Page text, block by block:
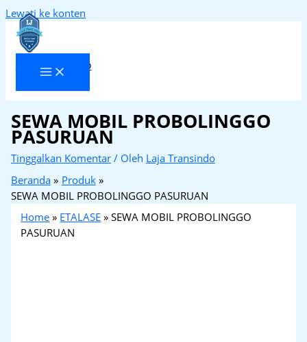
Lewati ke konten
Laja Transindo
SEWA MOBIL PROBOLINGGO
PASURUAN
Tinggalkan Komentar / Oleh Laja Transindo
Beranda
Produk
SEWA MOBIL PROBOLINGGO PASURUAN
Home » ETALASE »SEWA MOBIL PROBOLINGGO
PASURUAN